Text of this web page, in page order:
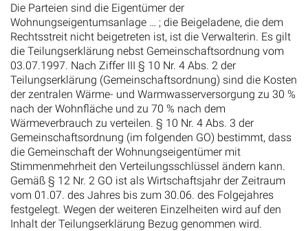
Die Parteien sind die Eigentümer der
Wohnungseigentumsanlage … ; die Beigeladene, die dem
Rechtsstreit nicht beigetreten ist, ist die Verwalterin. Es gilt
die Teilungserklärung nebst Gemeinschaftsordnung vom
03.07.1997. Nach Ziffer III § 10 Nr. 4 Abs. 2 der
Teilungserklärung (Gemeinschaftsordnung) sind die Kosten
der zentralen Wärme- und Warmwasserversorgung zu 30 %
nach der Wohnfläche und zu 70 % nach dem
Wärmeverbrauch zu verteilen. § 10 Nr. 4 Abs. 3 der
Gemeinschaftsordnung (im folgenden GO) bestimmt, dass
die Gemeinschaft der Wohnungseigentümer mit
Stimmenmehrheit den Verteilungsschlüssel ändern kann.
Gemäß § 12 Nr. 2 GO ist als Wirtschaftsjahr der Zeitraum
vom 01.07. des Jahres bis zum 30.06. des Folgejahres
festgelegt. Wegen der weiteren Einzelheiten wird auf den
Inhalt der Teilungserklärung Bezug genommen wird.